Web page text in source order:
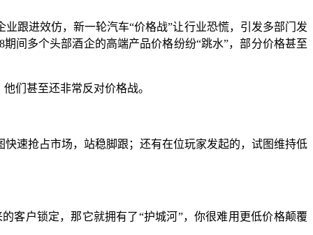
跟进效仿，新一轮汽车“价格战”让行业恐慌，引发多部门发
间多个头部酒企的高端产品价格纷纷“跳水”，部分价格甚至
们甚至还非常反对价格战。
速抢占市场，站稳脚跟；还有在位玩家发起的，试图维持低
客户锁定，那它就拥有了“护城河”，你很难用更低价格颠覆